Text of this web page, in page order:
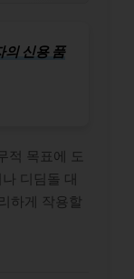
의 신용 품
적 목표에 도
디딤돌 대
하게 작용할